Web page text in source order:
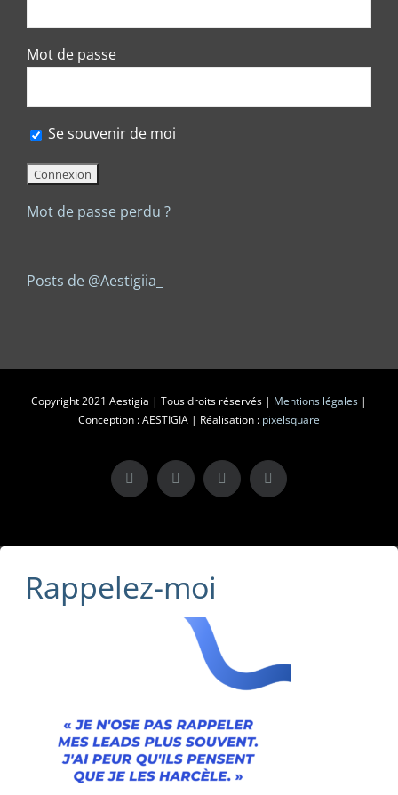
Mot de passe
Se souvenir de moi
Mot de passe perdu ?
Posts de @Aestigiia_
Copyright 2021 Aestigia | Tous droits réservés | Mentions légales |
Conception : AESTIGIA | Réalisation : pixelsquare
X LinkedInInstagramFacebook
Rappelez-moi